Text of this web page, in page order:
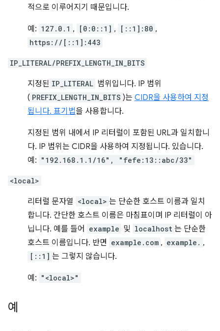
적으로 이루어지기 때문입니다.
예: 127.0.1 , [0:0::1] , [::1]:80 ,
https://[::1]:443
IP_LITERAL/PREFIX_LENGTH_IN_BITS
지정된 IP_LITERAL 범위입니다. IP 범위
( PREFIX_LENGTH_IN_BITS )는 CIDR을 사용하여 지정
됩니다. 표기법을 사용합니다.
지정된 범위 내에서 IP 리터럴이 포함된 URL과 일치합니
다. IP 범위는 CIDR을 사용하여 지정됩니다. 있습니다.
예: "192.168.1.1/16", "fefe:13::abc/33"
<local>
리터럴 문자열 <local> 는 단순한 호스트 이름과 일치
합니다. 간단한 호스트 이름은 마침표이며 IP 리터럴이 아
닙니다. 예를 들어
example 및 localhost 는 단순한
호스트 이름입니다. 반면 example.com , example. ,
[::1] 는 그렇지 않습니다.
예: "<local>"
예